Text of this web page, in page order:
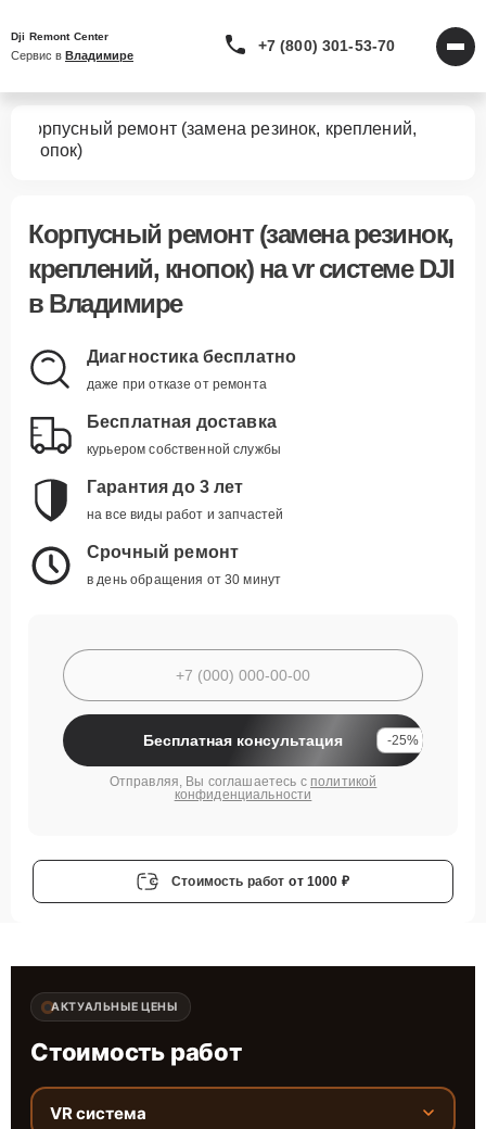
Dji Remont Center
Сервис в Владимире
+7 (800) 301-53-70
Корпусный ремонт (замена резинок, креплений,
кнопок)
Корпусный ремонт (замена резинок,
креплений, кнопок)на vr системе DJI
в Владимире
Диагностика бесплатно
даже при отказе от ремонта
Бесплатная доставка
курьером собственной службы
Гарантия до 3 лет
на все виды работ и запчастей
Срочный ремонт
в день обращения от 30 минут
Бесплатная консультация -25%
Отправляя, Вы соглашаетесь с политикой
конфиденциальности
Стоимость работ от 1000 ₽
АКТУАЛЬНЫЕ ЦЕНЫ
Стоимость работ
VR система